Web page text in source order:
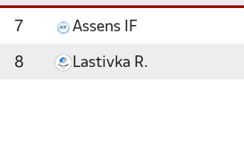
7 Assens IF
8 Lastivka R.